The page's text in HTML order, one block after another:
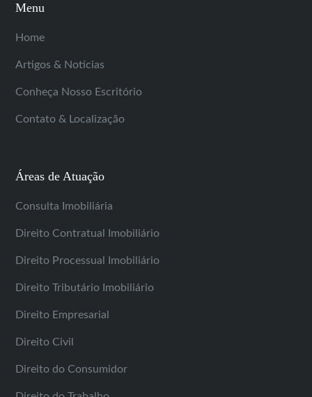
Menu
Home
Artigos & Notícias
Conheça Nosso Escritório
Contato & Localização
Áreas de Atuação
Consulta Imobiliária
Direito Contratual Imobiliário
Direito Processual Imobiliário
Direito Tributário Imobiliário
Direito Empresarial
Direito Civil
Direito do Consumidor